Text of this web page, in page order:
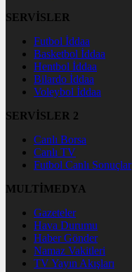
SERVİSLER
Futbol İddaa
Basketbol İddaa
Hentbol İddaa
Bilardo İddaa
Voleybol İddaa
SERVİSLER 2
Canlı Borsa
Canlı TV
Futbol Canlı Sonuçlar
MULTİMEDYA
Gazeteler
Hava Durumu
Haber Gönder
Namaz Vakitleri
TV Yayın Akışları